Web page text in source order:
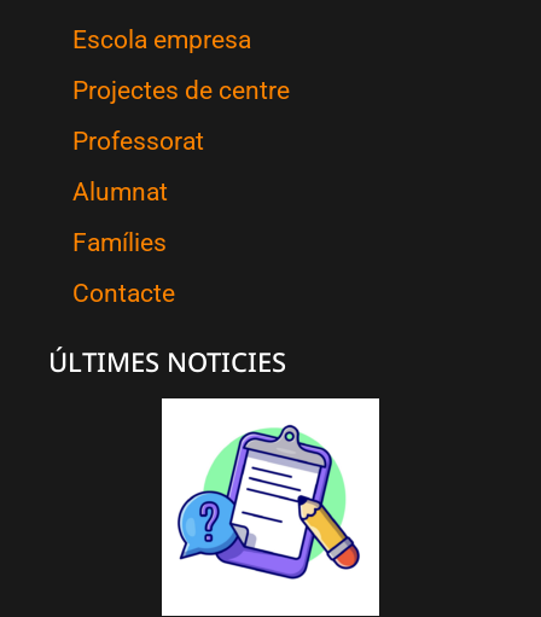
Escola empresa
Projectes de centre
Professorat
Alumnat
Famílies
Contacte
ÚLTIMES NOTICIES